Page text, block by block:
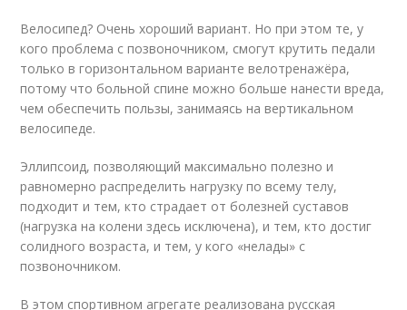
Велосипед? Очень хороший вариант. Но при этом те, у
кого проблема с позвоночником, смогут крутить педали
только в горизонтальном варианте велотренажёра,
потому что больной спине можно больше нанести вреда,
чем обеспечить пользы, занимаясь на вертикальном
велосипеде.
Эллипсоид, позволяющий максимально полезно и
равномерно распределить нагрузку по всему телу,
подходит и тем, кто страдает от болезней суставов
(нагрузка на колени здесь исключена), и тем, кто достиг
солидного возраста, и тем, у кого «нелады» с
позвоночником.
В этом спортивном агрегате реализована русская